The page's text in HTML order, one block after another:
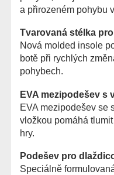
a přirozeném pohybu
Tvarovaná stélka
Nová molded insole
botě při rychlých
pohybech.
EVA mezipodešev s
EVA mezipodešev se
vložkou pomáhá
hry.
Podešev pro
Speciálně